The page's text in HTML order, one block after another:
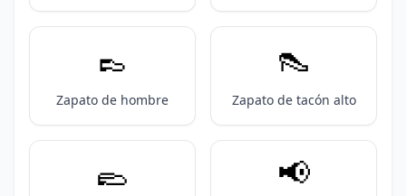
👞
Zapato de hombre
👠
Zapato de tacón alto
🥿 📢